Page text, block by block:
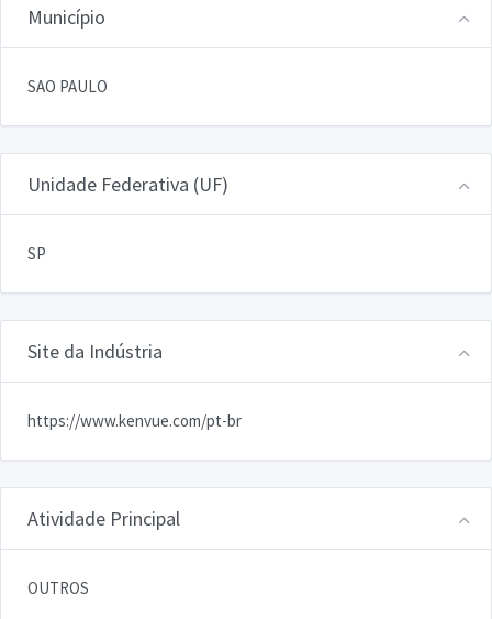
Município
SAO PAULO
Unidade Federativa (UF)
SP
Site da Indústria
https://www.kenvue.com/pt-br
Atividade Principal
OUTROS